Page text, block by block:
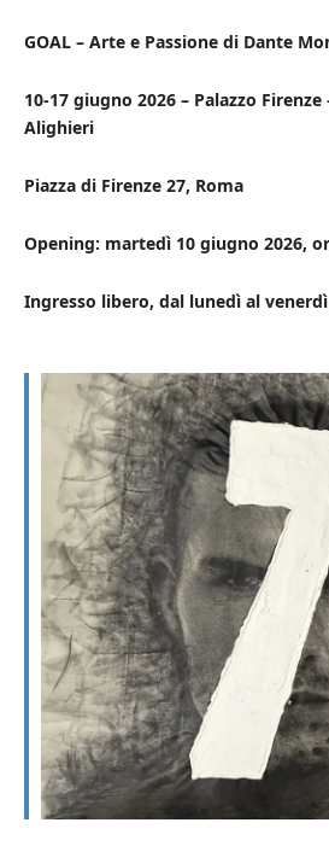
GOAL – Arte e Passione di Dante
10-17 giugno 2026 – Palazzo Firenze
Alighieri
Piazza di Firenze 27, Roma
Opening: martedì 10 giugno 2026,
Ingresso libero, dal lunedì al